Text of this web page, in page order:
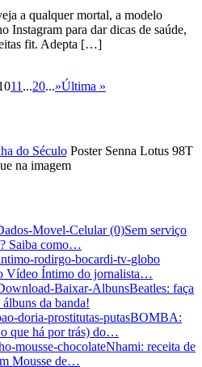
a qualquer mortal, a modelo
Instagram para dar dicas de saúde,
fit. Adepta […]
11 ...20...»Última »
Poster Senna Lotus 98T
na imagem
Sem serviço
Saiba como…
Vídeo Íntimo do jornalista…
Beatles: faça
da banda!
BOMBA:
o que há por trás) do…
Nhami: receita de
Mousse de…